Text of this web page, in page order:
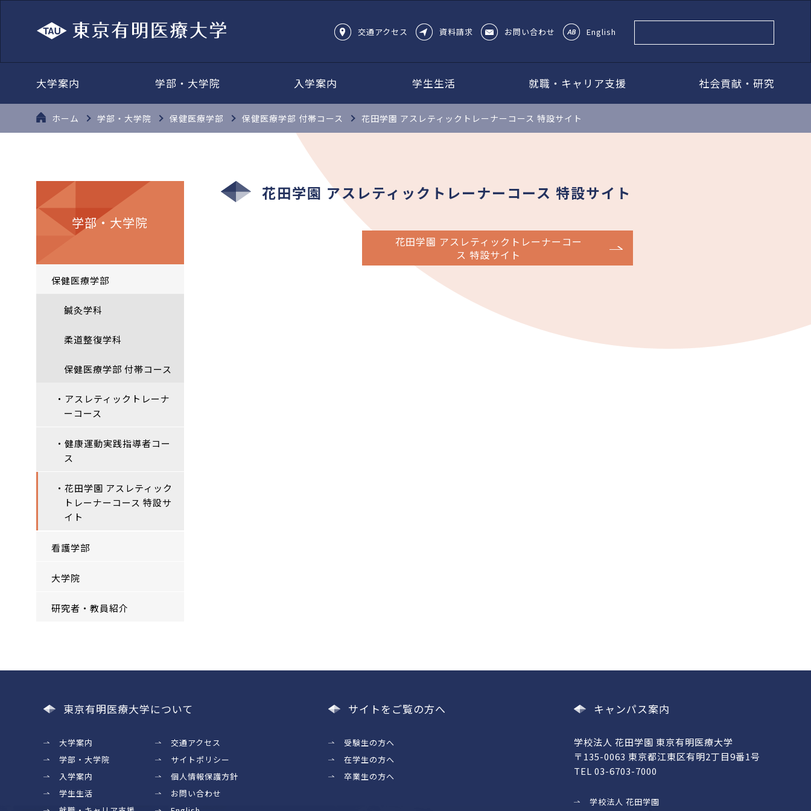
交通アクセス 資料請求 お問い合わせ English
大学案内 学部・大学院 入学案内 学生生活 就職・キャリア支援 社会貢献・研究
ホーム 学部・大学院 保健医療学部 保健医療学部 付帯コース 花田学園 アスレティックトレーナーコース 特設サイト
学部・大学院
保健医療学部
鍼灸学科
柔道整復学科
保健医療学部 付帯コース
・アスレティックトレーナ
ーコース
・健康運動実践指導者コー
ス
・花田学園 アスレティック
トレーナーコース 特設サ
イト
看護学部
大学院
研究者・教員紹介
花田学園 アスレティックトレーナーコース 特設サイト
花田学園 アスレティックトレーナーコー
ス 特設サイト
東京有明医療大学について
大学案内
学部・大学院
入学案内
学生生活
交通アクセス
サイトポリシー
個人情報保護方針
お問い合わせ
サイトをご覧の方へ
受験生の方へ
在学生の方へ
卒業生の方へ
キャンパス案内
学校法人 花田学園 東京有明医療大学
〒135-0063 東京都江東区有明2丁目9番1号
TEL 03-6703-7000
学校法人 花田学園